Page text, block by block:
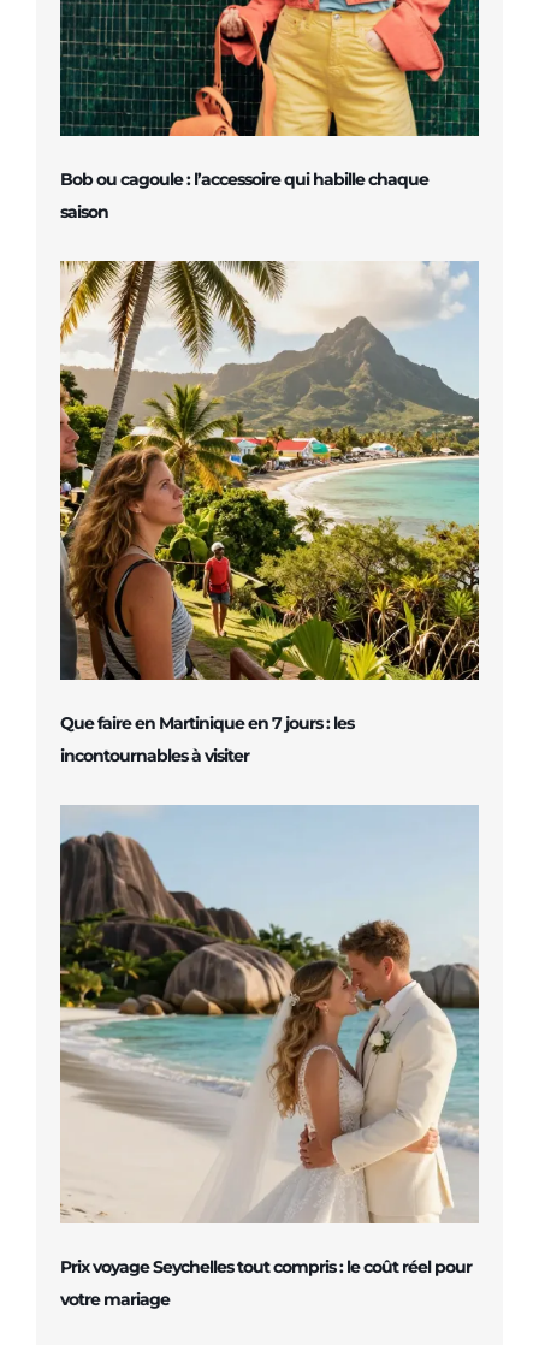
Bob ou cagoule : l’accessoire qui habille chaque
saison
Que faire en Martinique en 7 jours : les
incontournables à visiter
Prix voyage Seychelles tout compris : le coût réel pour
votre mariage